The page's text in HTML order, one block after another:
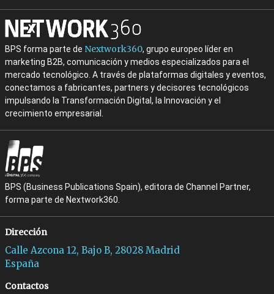
BPS forma parte de Nextwork360, grupo europeo líder en
marketing B2B, comunicación y medios especializados para el
mercado tecnológico. A través de plataformas digitales y eventos,
conectamos a fabricantes, partners y decisores tecnológicos
impulsando la Transformación Digital, la Innovación y el
crecimiento empresarial.
BPS (Business Publications Spain), editora de Channel Partner,
forma parte de Nextwork360.
Dirección
Calle Azcona 12, Bajo B, 28028 Madrid
España
Contactos